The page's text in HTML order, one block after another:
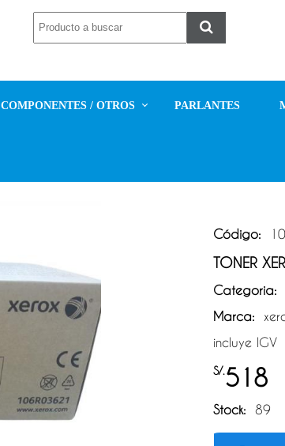
COMPONENTES / OTROS PARLANTES
Código:
TONER
Categoria:
Marca:
incluye IGV
S/.518
Stock: 89